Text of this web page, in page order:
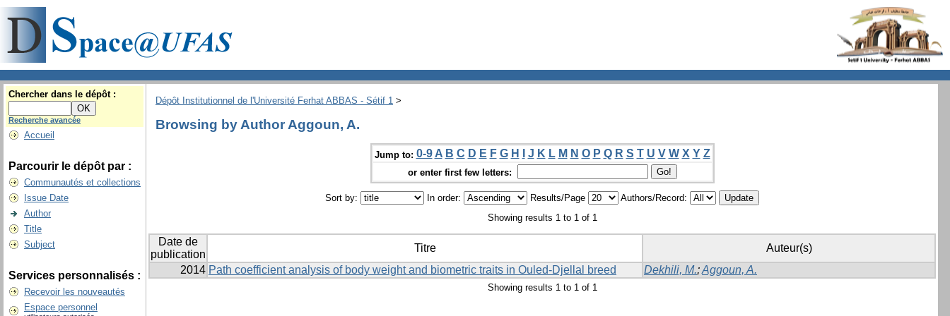
Chercher dans le dépôt :
Recherche avancée
Accueil
Parcourir le dépôt par :
Communautés et collections
Issue Date
Author
Title
Subject
Services personnalisés :
Recevoir les nouveautés
Espace personnel
Dépôt Institutionnel de l'Université Ferhat ABBAS - Sétif 1 >
Browsing by Author Aggoun, A.
Jump to: 0-9 A B C D E F G H J K L M N O P Q R S T U V W X Y Z
or enter first few letters:
Sort by: In order: Results/Page
Authors/Record:
Showing results 1 to 1 of 1
Date de
publication
Titre
Auteur(s)
2014 Path coefficient analysis of body weight and biometric traits in Ouled-Djellal breed Dekhili, M.;Aggoun, A.
Showing results 1 to 1 of 1